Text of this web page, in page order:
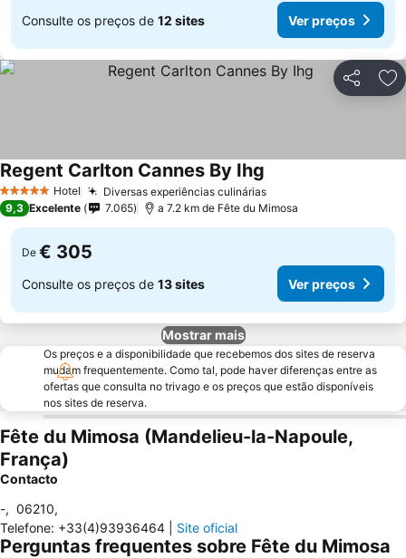
Consulte os preços de 12 sites Ver preços
Partilhar
5 Estrelas Hotel Diversas experiências culináriasVer preços
Regent Carlton Cannes By Ihg
9,3 Excelente 7.065 a 7.2 km de Fête du Mimosa
De € 305
Consulte os preços de 13 sites Ver preços
Mostrar mais
Os preços e a disponibilidade que recebemos dos sites de reserva
mudam frequentemente. Como tal, pode haver diferenças entre as
ofertas que consulta no trivago e os preços que estão disponíveis
nos sites de reserva.
Fête du Mimosa (Mandelieu-la-Napoule,
França)
Contacto
-, 06210,
Telefone: +33(4)93936464 Site oficial
Perguntas frequentes sobre Fête du Mimosa